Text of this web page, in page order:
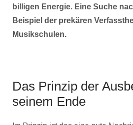
billigen Energie. Eine Suche
Beispiel der prekären
Musikschulen.
Das Prinzip der
seinem Ende